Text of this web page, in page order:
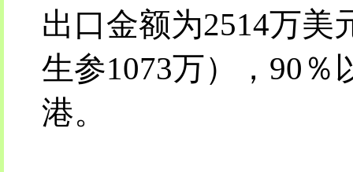
出口金额为2514万美
生参1073万），90
港。